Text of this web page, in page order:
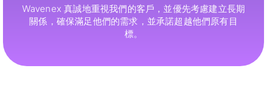
Wavenex 真誠地重視我們的客戶，並優先考慮建立長期
關係，確保滿足他們的需求，並承諾超越他們原有目
標。